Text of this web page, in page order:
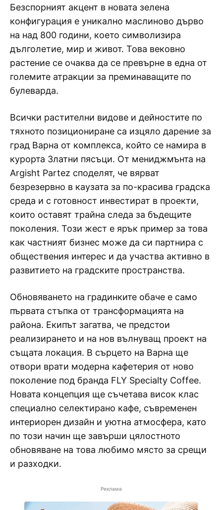
Безспорният акцент в новата зелена
конфигурация е уникално маслиново дърво
на над 800 години, което символизира
дълголетие, мир и живот. Това вековно
растение се очаква да се превърне в една от
големите атракции за преминаващите по
булеварда.
Всички растителни видове и дейностите по
тяхното позициониране са изцяло дарение за
град Варна от комплекса, който се намира в
курорта Златни пясъци. От мениджмънта на
Argisht Partez споделят, че вярват
безрезервно в каузата за по-красива градска
среда и с готовност инвестират в проекти,
които оставят трайна следа за бъдещите
поколения. Този жест е ярък пример за това
как частният бизнес може да си партнира с
обществения интерес и да участва активно в
развитието на градските пространства.
Обновяването на градинките обаче е само
първата стъпка от трансформацията на
района. Екипът загатва, че предстои
реализирането и на нов вълнуващ проект на
същата локация. В сърцето на Варна ще
отвори врати модерна кафетерия от ново
поколение под бранда FLY Specialty Coffee.
Новата концепция ще съчетава висок клас
специално селектирано кафе, съвременен
интериорен дизайн и уютна атмосфера, като
по този начин ще завърши цялостното
обновяване на това любимо място за срещи
и разходки.
Реклама